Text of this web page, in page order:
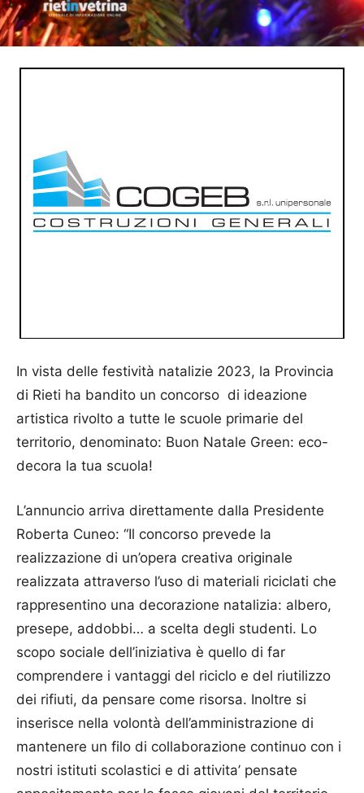
In vista delle festività natalizie 2023, la Provincia
di Rieti ha bandito un concorso di ideazione
artistica rivolto a tutte le scuole primarie del
territorio, denominato: Buon Natale Green: eco-
decora la tua scuola!
L’annuncio arriva direttamente dalla Presidente
Roberta Cuneo: “Il concorso prevede la
realizzazione di un’opera creativa originale
realizzata attraverso l’uso di materiali riciclati che
rappresentino una decorazione natalizia: albero,
presepe, addobbi… a scelta degli studenti. Lo
scopo sociale dell’iniziativa è quello di far
comprendere i vantaggi del riciclo e del riutilizzo
dei rifiuti, da pensare come risorsa. Inoltre si
inserisce nella volontà dell’amministrazione di
mantenere un filo di collaborazione continuo con i
nostri istituti scolastici e di attivita’ pensate